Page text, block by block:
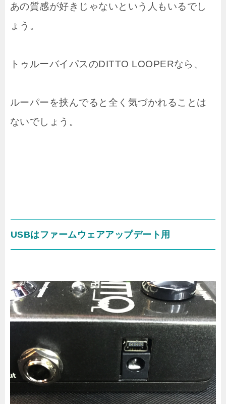
あの質感が好きじゃないという人もいるでし
ょう。
トゥルーバイパスのDITTO LOOPERなら、
ルーパーを挟んでると全く気づかれることは
ないでしょう。
USBはファームウェアアップデート用